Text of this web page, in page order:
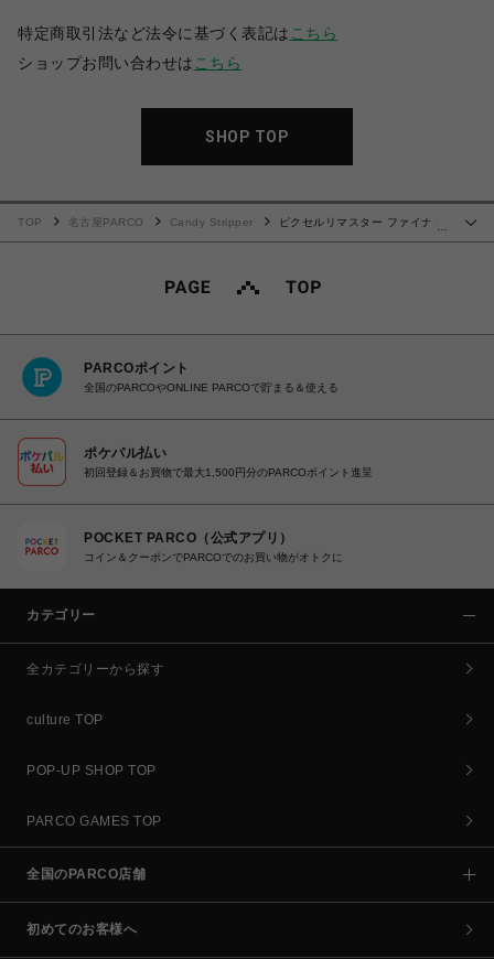
特定商取引法など法令に基づく表記は こちら
ショップお問い合わせは こちら
SHOP TOP
…
TOP 名古屋PARCO Candy Stripper
ピクセルリマスター ファイナル
PARCOポイント
全国のPARCOやONLINE PARCOで貯まる＆使える
ポケパル払い
初回登録＆お買物で最大1,500円分のPARCOポイント進呈
POCKET PARCO（公式アプリ）
コイン＆クーポンでPARCOでのお買い物がオトクに
カテゴリー
全カテゴリーから探す
culture TOP
POP-UP SHOP TOP
PARCO GAMES TOP
全国のPARCO店舗
初めてのお客様へ